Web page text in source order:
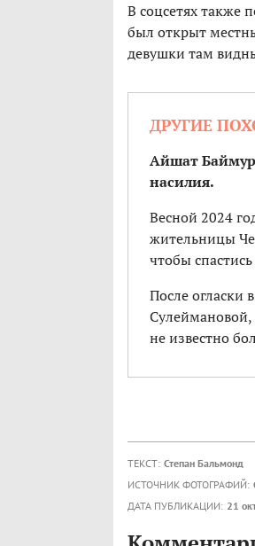
В соцсетях также
был открыт
девушки там
ДРУГИЕ
Айшат
насилия.
Весной 2024
жительницы
чтобы
После огласки
Сулеймановой,
не известно
ТЕКСТ: Степан Бальмонд
ИСТОЧНИК ФОТОГРАФИЙ:
ДАТА ПУБЛИКАЦИИ: 21